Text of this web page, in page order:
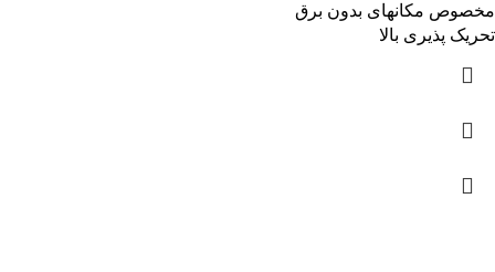
مخصوص مکانهای بدون برق
تحریک پذیری بالا